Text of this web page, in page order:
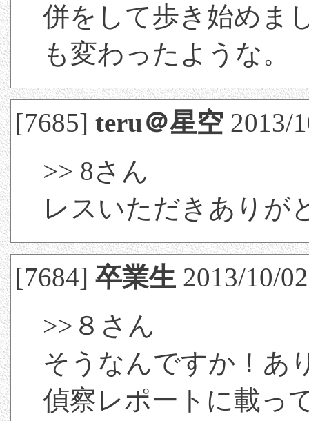
併をして歩き始めま
も変わったような。
[7685]teru＠星空 2013/
>> 8さん
レスいただきありが
[7684]卒業生 2013/10/
>>８さん
そうなんですか！あ
偵察レポートに載っ